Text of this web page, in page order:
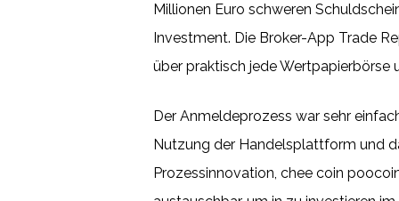
Millionen Euro schweren
Investment. Die Broker-App Trade
über praktisch jede Wertpapierbörse
Der Anmeldeprozess war sehr
Nutzung der Handelsplattform und
Prozessinnovation, chee coin